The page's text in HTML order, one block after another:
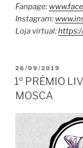
Fanpage:
Instagram:
Loja virtual:
PUBLICADO
EM
26/09/2019
1º PRÊMIO
MOSCA